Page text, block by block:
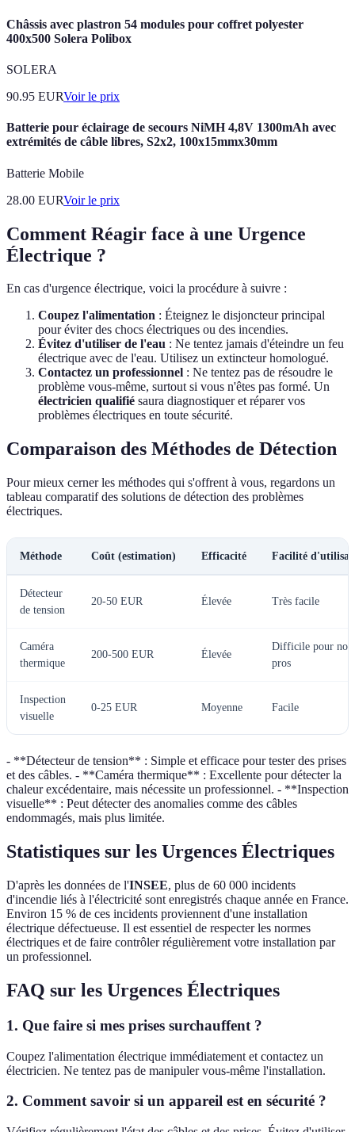
Châssis avec plastron 54 modules pour coffret polyester
400x500 Solera Polibox
SOLERA
90.95 EURVoir le prix
Batterie pour éclairage de secours NiMH 4,8V 1300mAh avec
extrémités de câble libres, S2x2, 100x15mmx30mm
Batterie Mobile
28.00 EURVoir le prix
Comment Réagir face à une Urgence
Électrique ?
En cas d'urgence électrique, voici la procédure à suivre :
Coupez l'alimentation : Éteignez le disjoncteur principal
pour éviter des chocs électriques ou des incendies.
Évitez d'utiliser de l'eau : Ne tentez jamais d'éteindre un feu
électrique avec de l'eau. Utilisez un extincteur homologué.
Contactez un professionnel : Ne tentez pas de résoudre le
problème vous-même, surtout si vous n'êtes pas formé. Un
électricien qualifié saura diagnostiquer et réparer vos
problèmes électriques en toute sécurité.
Comparaison des Méthodes de Détection
Pour mieux cerner les méthodes qui s'offrent à vous, regardons un
tableau comparatif des solutions de détection des problèmes
électriques.
Méthode Coût (estimation) Efficacité Facilité
Détecteur
de tension
20-50 EUR Élevée Très facile
Caméra
thermique
200-500 EUR Élevée
Difficile pour
pros
Inspection
visuelle
0-25 EUR Moyenne Facile
- **Détecteur de tension** : Simple et efficace pour tester des prises
et des câbles. - **Caméra thermique** : Excellente pour détecter la
chaleur excédentaire, mais nécessite un professionnel. - **Inspection
visuelle** : Peut détecter des anomalies comme des câbles
endommagés, mais plus limitée.
Statistiques sur les Urgences Électriques
D'après les données de l'INSEE, plus de 60 000 incidents
d'incendie liés à l'électricité sont enregistrés chaque année en France.
Environ 15 % de ces incidents proviennent d'une installation
électrique défectueuse. Il est essentiel de respecter les normes
électriques et de faire contrôler régulièrement votre installation par
un professionnel.
FAQ sur les Urgences Électriques
1. Que faire si mes prises surchauffent ?
Coupez l'alimentation électrique immédiatement et contactez un
électricien. Ne tentez pas de manipuler vous-même l'installation.
2. Comment savoir si un appareil est en sécurité ?